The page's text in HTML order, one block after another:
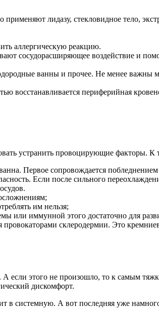
лидазу, стекловидное тело,
аллергическую реакцию.
сосудорасширяющее воздействие и
ванны и прочее. Не менее
восстанавливается периферийная
устранить провоцирующие факторы. К
Первое сопровождается
Если после сильного
им нельзя;
или иммунной этого достаточно для
склеродермии. Это
А если этого не произошло, то к самым
дискомфорт.
в системную. А вот последняя уже